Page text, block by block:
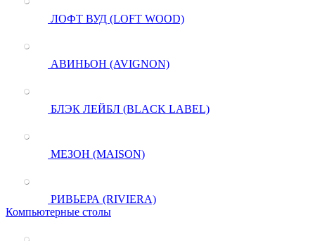
ЛОФТ ВУД (LOFT WOOD)
АВИНЬОН (AVIGNON)
БЛЭК ЛЕЙБЛ (BLACK LABEL)
МЕЗОН (MAISON)
РИВЬЕРА (RIVIERA)
Компьютерные столы